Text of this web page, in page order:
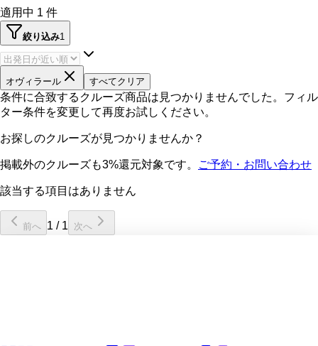
適用中 1 件
絞り込み1
オヴィラール すべてクリア
条件に合致するクルーズ商品は見つかりませんでした。フィル
ター条件を変更して再度お試しください。
お探しのクルーズが見つかりませんか？
掲載外のクルーズも3%還元対象です。 ご予約・お問い合わせ
該当する項目はありません
前へ 1 / 1 次へ